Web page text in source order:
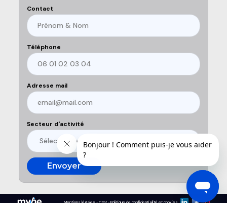
Contact
Téléphone
Adresse mail
Secteur d'activité
- -